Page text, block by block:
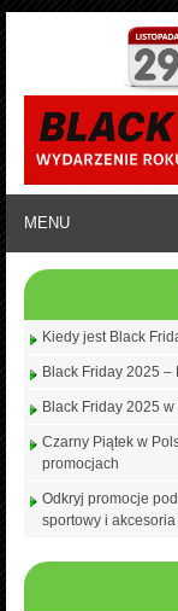
MENU
Kiedy jest Black
Black Friday 2025
Black Friday 2025
Czarny Piątek w
promocjach
Odkryj promocje
sportowy i